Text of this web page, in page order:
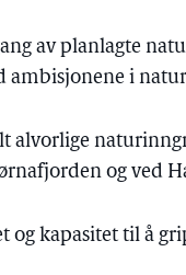
av planlagte
ambisjonene i
alvorlige
og ved
og kapasitet til å